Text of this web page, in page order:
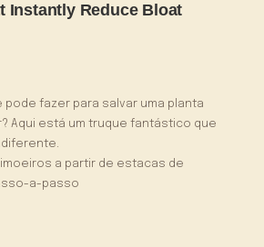
pode fazer para salvar uma planta
Aqui está um truque fantástico que
a partir de estacas de
a-passo